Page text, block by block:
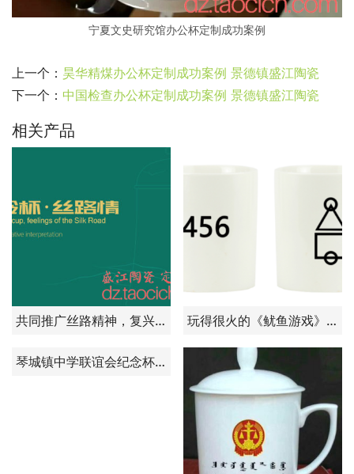
宁夏文史研究馆办公杯定制成功案例
上一个： 昊华精煤办公杯定制成功案例 景德镇盛江陶瓷
下一个： 中国检查办公杯定制成功案例 景德镇盛江陶瓷
相关产品
共同推广丝路精神，复兴中国文化—定制驼铃杯 玩得很火的《鱿鱼游戏》图案杯子出来了——需要可以订购批发
琴城镇中学联谊会纪念杯定制成功案例 景德镇盛江陶瓷